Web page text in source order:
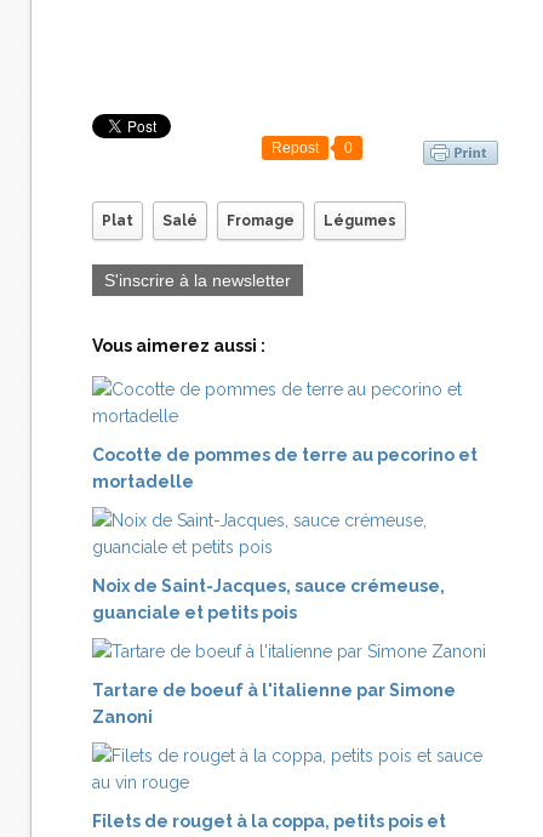
Repost 0
Plat Salé Fromage Légumes
S'inscrire à la newsletter
Vous aimerez aussi :
Cocotte de pommes de terre au pecorino et
mortadelle
Noix de Saint-Jacques, sauce crémeuse,
guanciale et petits pois
Tartare de boeuf à l'italienne par Simone
Zanoni
Filets de rouget à la coppa, petits pois et